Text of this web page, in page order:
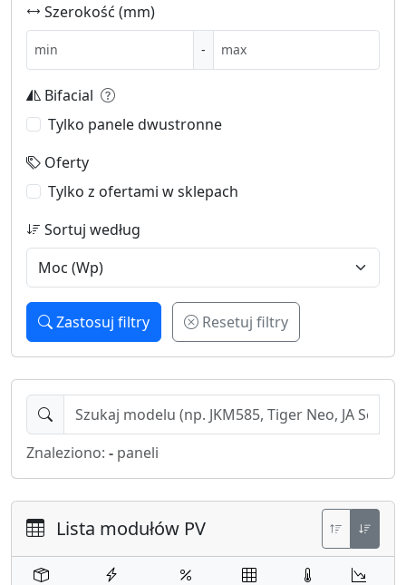
Szerokość (mm)
-
Bifacial
Tylko panele dwustronne
Oferty
Tylko z ofertami w sklepach
Sortuj według
Zastosuj filtry Resetuj filtry
Znaleziono: - paneli
Lista modułów PV